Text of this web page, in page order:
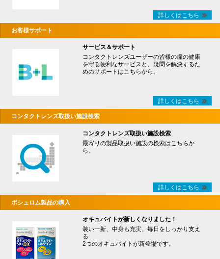
詳しくはこちら
お客様サポート
サービス＆サポート
コンタクトレンズユーザーの皆様の瞳の健康
を守る便利なサービスと、疑問を解決するた
めのサポートはこちらから。
詳しくはこちら
コンタクトレンズ取扱い施設検索
コンタクトレンズ取扱い施設検索
最寄りの製品取扱い施設の検索はこちらか
ら。
詳しくはこちら
ボシュロム製品の購入
オキュバイトが新しくなりました！
装い一新、中身も充実。毎日をしっかり支え
る
2つのオキュバイトが新登場です。